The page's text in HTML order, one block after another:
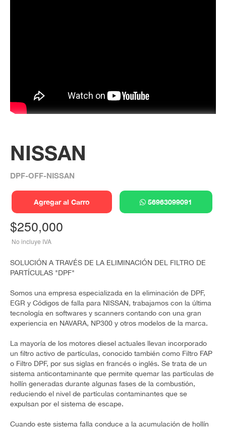
NISSAN
DPF-OFF-NISSAN
Agregar al Carro 56963099091
$250,000
No incluye IVA
SOLUCIÓN A TRAVÉS DE LA ELIMINACIÓN DEL FILTRO DE
PARTÍCULAS "DPF"
Somos una empresa especializada en la eliminación de DPF,
EGR y Códigos de falla para NISSAN, trabajamos con la última
tecnología en softwares y scanners contando con una gran
experiencia en NAVARA, NP300 y otros modelos de la marca.
La mayoría de los motores diesel actuales llevan incorporado
un filtro activo de partículas, conocido también como Filtro FAP
o Filtro DPF, por sus siglas en francés o inglés. Se trata de un
sistema anticontaminante que permite quemar las partículas de
hollín generadas durante algunas fases de la combustión,
reduciendo el nivel de partículas contaminantes que se
expulsan por el sistema de escape.
Cuando este sistema falla conduce a la acumulación de hollín